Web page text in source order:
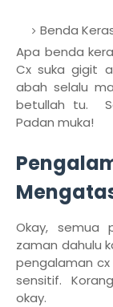
Benda
Apa benda
Cx suka gigit
abah selalu
betullah tu.
Padan muka!
Okay, semua
zaman dahulu
pengalaman
sensitif.
okay.